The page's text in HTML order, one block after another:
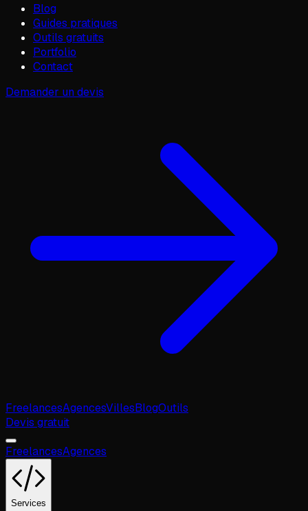
Blog
Guides pratiques
Outils gratuits
Portfolio
Contact
Demander un devis
FreelancesAgencesVillesBlogOutils
Devis gratuit
FreelancesAgences
Services